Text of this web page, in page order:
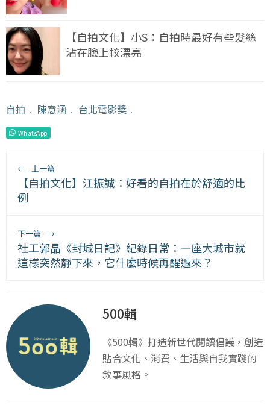
【自拍文化】小S：自拍時最好有些髮絲
沾在臉上較漂亮
自拍 ﹒ 陳意涵 ﹒ 台北電影獎 ﹒
WhatsApp
← 上一篇
【自拍文化】江振誠：好看的自拍在於舒適的比
例
下一篇 →
社工郭晶《封城日記》紀錄日常：一座大城市就
這樣突然靜下來，它什麼時候再醒過來？
500輯
《500輯》打造新世代閱讀倡議，創造
貼合文化、消費、生活與自我實踐的
敘事風格。